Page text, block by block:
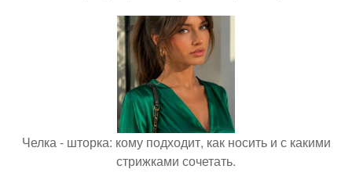
Челка - шторка: кому подходит, как носить и с какими
стрижками сочетать.